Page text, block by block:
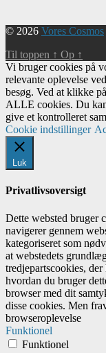
© 2026 Vores Cosmos
Til toppen ↑ Op ↑
Vi bruger cookies på
relevante oplevelse
besøg. Ved at klikke
ALLE cookies. Du
give et kontrolleret
Cookie indstillinger
Luk
Privatlivsoversigt
Dette websted bruger
navigerer gennem
kategoriseret som
at webstedets
tredjepartscookies,
hvordan du bruger
browser med dit
disse cookies. Men
browseroplevelse
Funktionel
Funktionel